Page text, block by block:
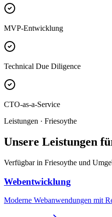
MVP-Entwicklung
Technical Due Diligence
CTO-as-a-Service
Leistungen · Friesoythe
Unsere Leistungen
Verfügbar in Friesoythe und
Webentwicklung
Moderne Webanwendungen mit